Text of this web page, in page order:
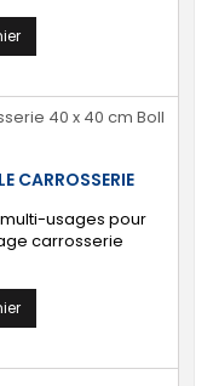
CARROSSERIE
usages pour
carrosserie
40 cm